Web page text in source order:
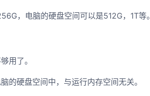
，电脑的硬盘空间可以是512G，1T等。
用了。
的硬盘空间中，与运行内存空间无关。